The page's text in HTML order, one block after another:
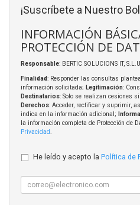
¡Suscríbete a Nuestro
INFORMACIÓN
PROTECCIÓN DE
Responsable: BERTIC SOLUCIONS IT, S.L.U.
Finalidad: Responder las consultas
información solicitada; Legitimación:
Destinatarios: Solo se realizan cesiones
Derechos: Acceder, rectificar y suprimir,
indica en la información adicional;
la información completa de Protección de
Privacidad
He leído y acepto la Política de